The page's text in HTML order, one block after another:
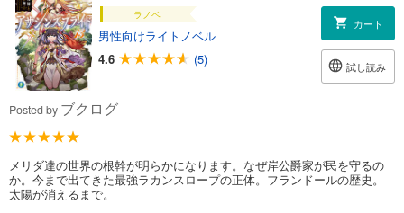
ラノベ
男性向けライトノベル
4.6
(5)
カート
試し読み
Posted by ブクログ
メリダ達の世界の根幹が明らかになります。なぜ岸公爵家が民を守るの
か。今まで出てきた最強ラカンスロープの正体。フランドールの歴史。
太陽が消えるまで。